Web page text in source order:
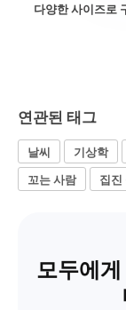
다양한 사이즈로
연관된 태그
날씨 기상학
꼬는 사람
집진
모두에